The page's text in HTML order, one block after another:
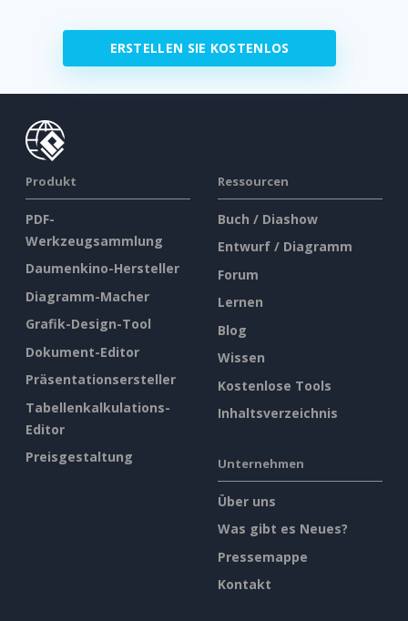
ERSTELLEN SIE KOSTENLOS
Produkt
PDF-
Werkzeugsammlung
Daumenkino-Hersteller
Diagramm-Macher
Grafik-Design-Tool
Dokument-Editor
Präsentationsersteller
Tabellenkalkulations-
Editor
Preisgestaltung
Ressourcen
Buch / Diashow
Entwurf / Diagramm
Forum
Lernen
Blog
Wissen
Kostenlose Tools
Inhaltsverzeichnis
Unternehmen
Über uns
Was gibt es Neues?
Pressemappe
Kontakt